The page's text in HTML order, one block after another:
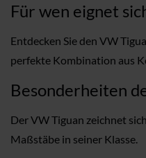
Für wen eignet
Entdecken Sie den VW
perfekte Kombination aus
Besonderheiten
Der VW Tiguan zeichnet
Maßstäbe in seiner Klasse.